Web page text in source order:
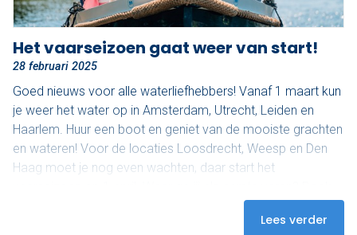
Het vaarseizoen gaat weer van start!
28 februari 2025
Goed nieuws voor alle waterliefhebbers! Vanaf 1 maart kun
je weer het water op in Amsterdam, Utrecht, Leiden en
Haarlem. Huur een boot en geniet van de mooiste grachten
en wateren! Voor de locaties Loosdrecht, Weesp en Den
Haag moet je nog even wachten, daar start het
nu en beleef een onvergetelijke start van het seizoen!
Lees verder